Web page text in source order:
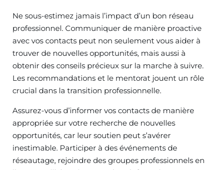
Ne sous-estimez jamais l’impact d’un bon réseau
professionnel. Communiquer de manière proactive
avec vos contacts peut non seulement vous aider à
trouver de nouvelles opportunités, mais aussi à
obtenir des conseils précieux sur la marche à suivre.
Les recommandations et le mentorat jouent un rôle
crucial dans la transition professionnelle.
Assurez-vous d’informer vos contacts de manière
appropriée sur votre recherche de nouvelles
opportunités, car leur soutien peut s’avérer
inestimable. Participer à des événements de
réseautage, rejoindre des groupes professionnels en